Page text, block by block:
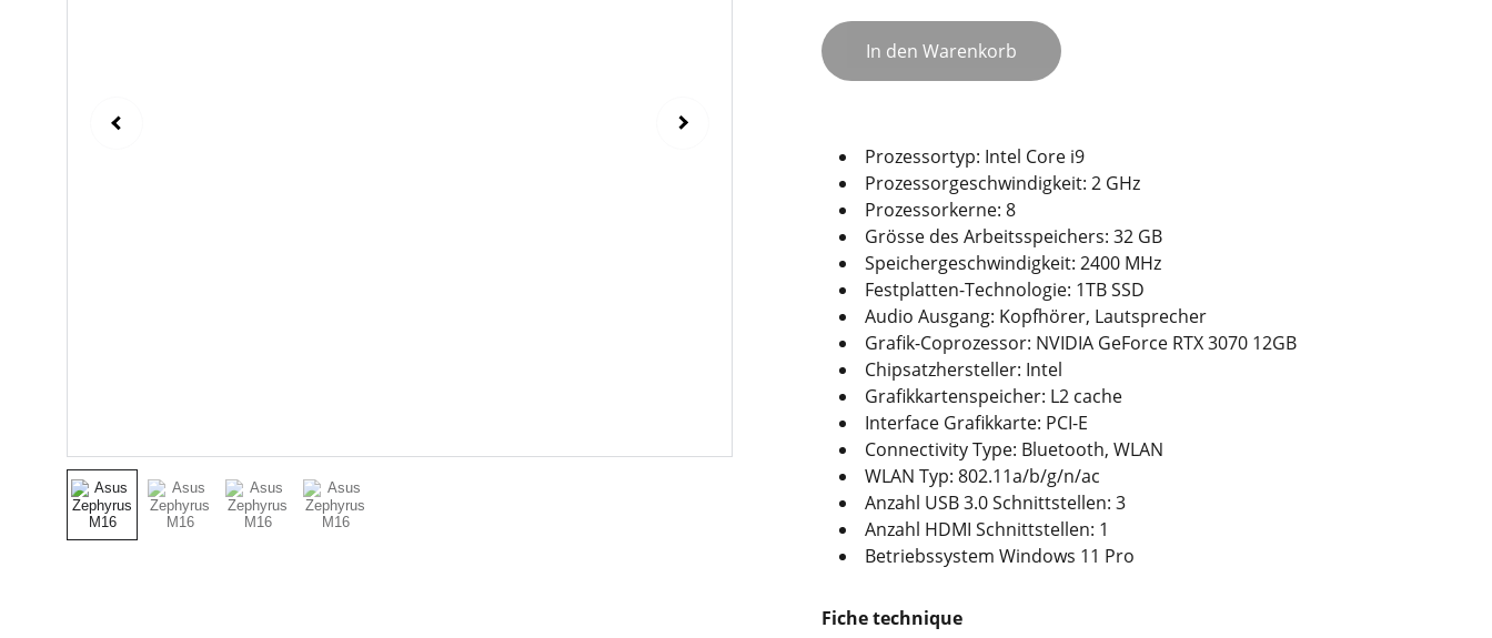
In den Warenkorb
Prozessortyp: ‎Intel Core i9
Prozessorgeschwindigkeit: ‎2 GHz
Prozessorkerne: ‎8
Grösse des Arbeitsspeichers: 32 GB
Speichergeschwindigkeit: ‎2400 MHz
Festplatten-Technologie: 1TB ‎SSD
Audio Ausgang: ‎Kopfhörer, Lautsprecher
Grafik-Coprozessor: NVIDIA GeForce RTX 3070 12GB
Chipsatzhersteller: Intel
Grafikkartenspeicher: ‎L2 cache
Interface Grafikkarte: ‎PCI-E
Connectivity Type: ‎Bluetooth, WLAN
WLAN Typ: ‎802.11a/b/g/n/ac
Anzahl USB 3.0 Schnittstellen: ‎3
Anzahl HDMI Schnittstellen: ‎1
Betriebssystem ‎Windows 11 Pro
Fiche technique